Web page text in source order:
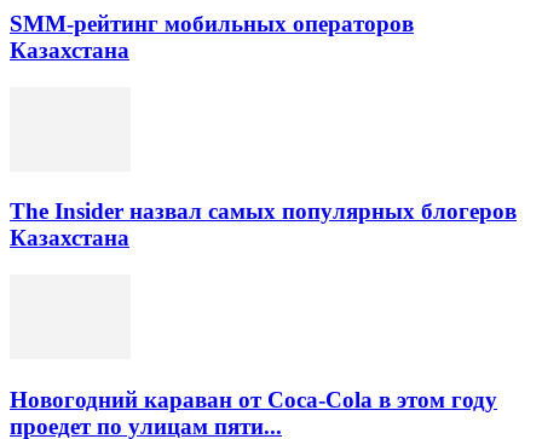
SMM-рейтинг мобильных операторов
Казахстана
The Insider назвал самых популярных блогеров
Казахстана
Новогодний караван от Coca-Cola в этом году
проедет по улицам пяти...